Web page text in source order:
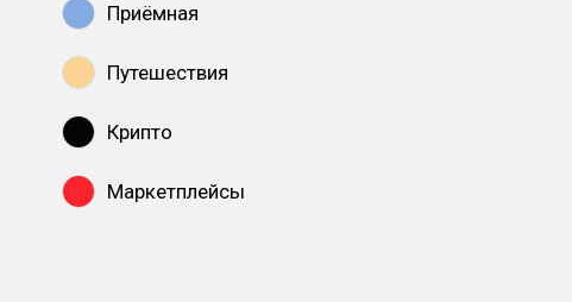
Приёмная
Путешествия
Крипто
Маркетплейсы